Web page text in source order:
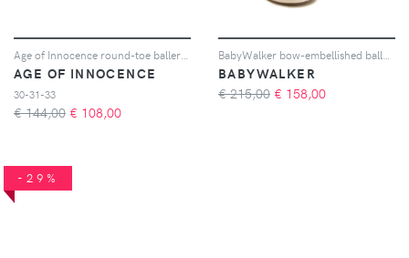
AGE OF INNOCENCE
30-31-33
€ 144,00 € 108,00
BABYWALKER
€ 215,00 € 158,00
-29%